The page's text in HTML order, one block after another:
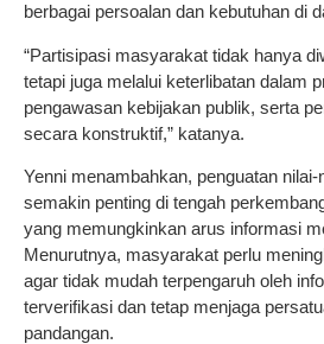
berbagai persoalan dan kebutuhan di
“Partisipasi masyarakat tidak hanya
tetapi juga melalui keterlibatan dalam
pengawasan kebijakan publik, serta
secara konstruktif,” katanya.
Yenni menambahkan, penguatan
semakin penting di tengah
yang memungkinkan arus informasi
Menurutnya, masyarakat perlu
agar tidak mudah terpengaruh oleh
terverifikasi dan tetap menjaga
pandangan.